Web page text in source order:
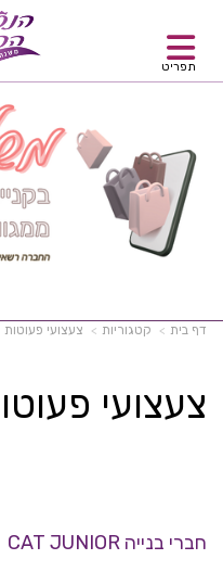
תפריט
דף בית קטגוריות צעצועי פעוטות
צעצועי
חברי בנייה CAT JUNIOR